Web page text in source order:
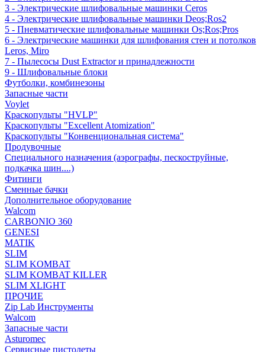
3 - Электрические шлифовальные машинки Ceros
4 - Электрические шлифовальные машинки Deos;Ros2
5 - Пневматические шлифовальные машинки Os;Ros;Pros
6 - Электрические машинки для шлифования стен и потолков
Leros, Miro
7 - Пылесосы Dust Extractor и принадлежности
9 - Шлифовальные блоки
Футболки, комбинезоны
Запасные части
Voylet
Краскопульты "HVLP"
Краскопульты "Excellent Atomization"
Краскопульты "Конвенциональная система"
Продувочные
Специального назначения (аэрографы, пескоструйные,
подкачка шин....)
Фитинги
Сменные бачки
Дополнительное оборудование
Walcom
CARBONIO 360
GENESI
MATIK
SLIM
SLIM KOMBAT
SLIM KOMBAT KILLER
SLIM XLIGHT
ПРОЧИЕ
Zip Lab Инструменты
Walсom
Запасные части
Asturomec
Сервисные пистолеты